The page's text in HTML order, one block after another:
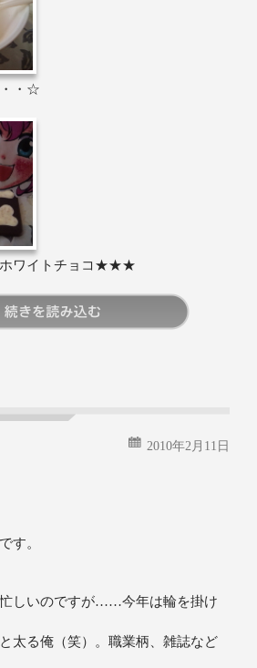
・・☆
ホワイトチョコ★★★
2010年2月11日
す。
しいのですが……今年は輪を掛け
太る俺（笑）。職業柄、雑誌など